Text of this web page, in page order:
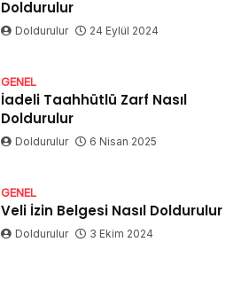
Doldurulur
Doldurulur 24 Eylül 2024
GENEL
İadeli Taahhütlü Zarf Nasıl
Doldurulur
Doldurulur 6 Nisan 2025
GENEL
Veli İzin Belgesi Nasıl Doldurulur
Doldurulur 3 Ekim 2024